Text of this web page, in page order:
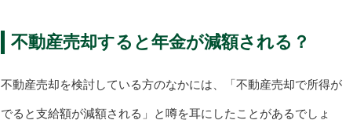
不動産売却すると年金が減額される？
不動産売却を検討している方のなかには、「不動産売却で所得が
でると支給額が減額される」と噂を耳にしたことがあるでしょ